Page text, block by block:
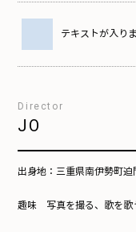
テキストが入り
Director
JO
出身地：三重県南伊勢町迫
趣味 写真を撮る、歌を歌